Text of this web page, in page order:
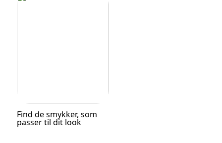
Find de smykker, som
passer til dit look